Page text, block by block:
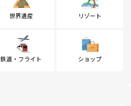
世界遺産 リゾート
鉄道・フライト ショップ